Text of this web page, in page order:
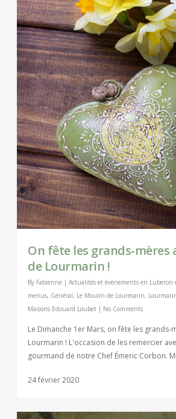
On fête les grands-mères
de Lourmarin !
By Fabienne | Actualités et évènements en Luberon
menus, Général, Le Moulin de Lourmarin,
Maisons Edouard Loubet | No Comments
Le Dimanche 1er Mars, on fête les grands-
Lourmarin ! L'occasion de les remercier
gourmand de notre Chef Émeric Corbon.
24 février 2020